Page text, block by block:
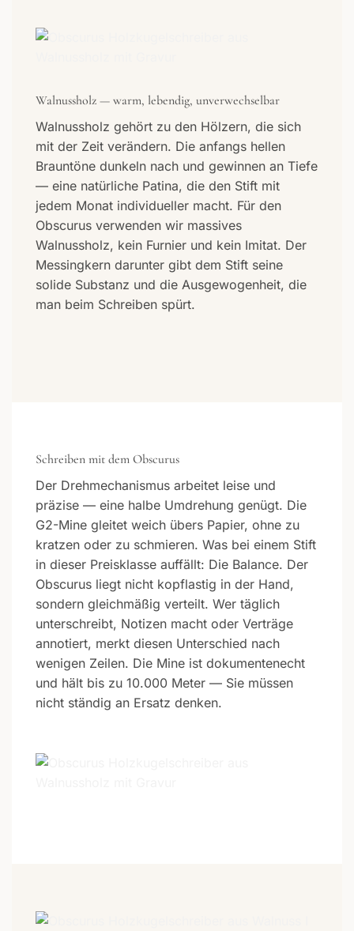
Walnussholz — warm, lebendig, unverwechselbar
Walnussholz gehört zu den Hölzern, die sich
mit der Zeit verändern. Die anfangs hellen
Brauntöne dunkeln nach und gewinnen an Tiefe
— eine natürliche Patina, die den Stift mit
jedem Monat individueller macht. Für den
Obscurus verwenden wir massives
Walnussholz, kein Furnier und kein Imitat. Der
Messingkern darunter gibt dem Stift seine
solide Substanz und die Ausgewogenheit, die
man beim Schreiben spürt.
Schreiben mit dem Obscurus
Der Drehmechanismus arbeitet leise und
präzise — eine halbe Umdrehung genügt. Die
G2-Mine gleitet weich übers Papier, ohne zu
kratzen oder zu schmieren. Was bei einem Stift
in dieser Preisklasse auffällt: Die Balance. Der
Obscurus liegt nicht kopflastig in der Hand,
sondern gleichmäßig verteilt. Wer täglich
unterschreibt, Notizen macht oder Verträge
annotiert, merkt diesen Unterschied nach
wenigen Zeilen. Die Mine ist dokumentenecht
und hält bis zu 10.000 Meter — Sie müssen
nicht ständig an Ersatz denken.